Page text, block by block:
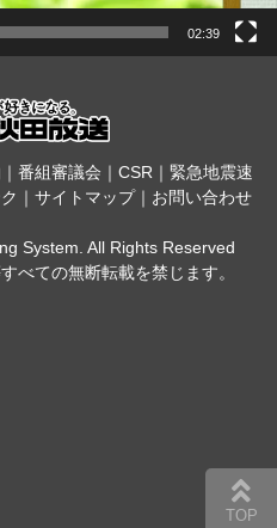
02:39
｜ 番組審議会 ｜ CSR｜ 緊急地震速
｜ サイトマップ｜ お問い合わせ
System. All Rights Reserved
べての無断転載を禁じます。